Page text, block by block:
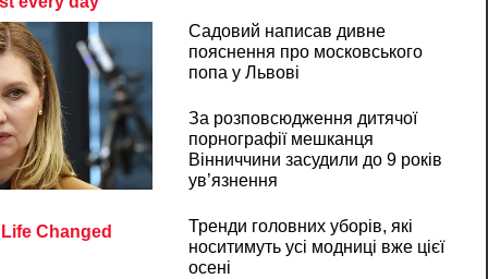
Садовий написав дивне
пояснення про московського
попа у Львові
За розповсюдження дитячої
порнографії мешканця
Вінниччини засудили до 9 років
ув’язнення
Тренди головних уборів, які
носитимуть усі модниці вже цієї
осені